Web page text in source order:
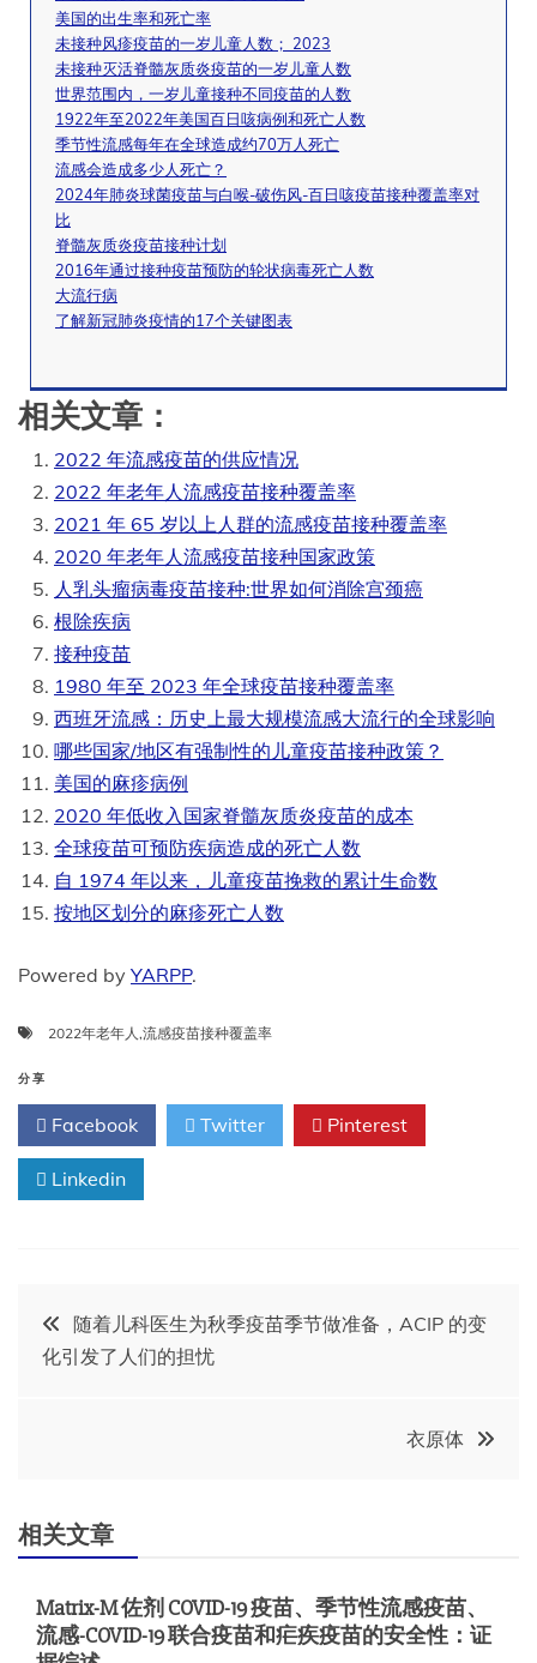
美国的出生率和死亡率
未接种风疹疫苗的一岁儿童人数； 2023
未接种灭活脊髓灰质炎疫苗的一岁儿童人数
世界范围内，一岁儿童接种不同疫苗的人数
1922年至2022年美国百日咳病例和死亡人数
季节性流感每年在全球造成约70万人死亡
流感会造成多少人死亡？
2024年肺炎球菌疫苗与白喉-破伤风-百日咳疫苗接种覆盖率对
比
脊髓灰质炎疫苗接种计划
2016年通过接种疫苗预防的轮状病毒死亡人数
大流行病
了解新冠肺炎疫情的17个关键图表
相关文章：
2022 年流感疫苗的供应情况
2022 年老年人流感疫苗接种覆盖率
2021 年 65 岁以上人群的流感疫苗接种覆盖率
2020 年老年人流感疫苗接种国家政策
人乳头瘤病毒疫苗接种:世界如何消除宫颈癌
根除疾病
接种疫苗
1980 年至 2023 年全球疫苗接种覆盖率
西班牙流感：历史上最大规模流感大流行的全球影响
哪些国家/地区有强制性的儿童疫苗接种政策？
美国的麻疹病例
2020 年低收入国家脊髓灰质炎疫苗的成本
全球疫苗可预防疾病造成的死亡人数
自 1974 年以来，儿童疫苗挽救的累计生命数
按地区划分的麻疹死亡人数
Powered by YARPP.
2022年老年人,流感疫苗接种覆盖率
分享
Facebook Twitter Pinterest
Linkedin
文
章
航
随着儿科医生为秋季疫苗季节做准备，ACIP 的变
化引发了人们的担忧
衣原体
相关文章
Matrix-M 佐剂 COVID-19 疫苗、季节性流感疫苗、
流感-COVID-19 联合疫苗和疟疾疫苗的安全性：证